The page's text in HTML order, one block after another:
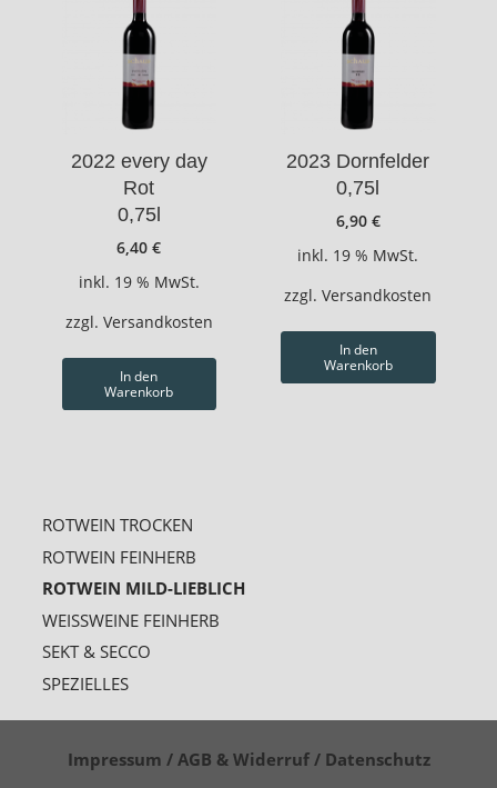
2022 every day
Rot
0,75l
6,40€
inkl. 19 % MwSt.
zzgl. Versandkosten
In den
Warenkorb
2023 Dornfelder
0,75l
6,90 €
inkl. 19 % MwSt.
zzgl.Versandkosten
In den
Warenkorb
ROTWEIN TROCKEN
ROTWEIN FEINHERB
ROTWEIN MILD-LIEBLICH
WEISSWEINE FEINHERB
SEKT & SECCO
SPEZIELLES
Impressum / AGB & Widerruf / Datenschutz